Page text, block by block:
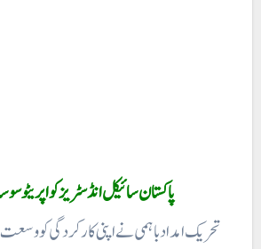
پاکستان سائیکل انڈسٹریز کو اپریٹو
تحریک امداد باہمی نے اپنی کار کردگی کو